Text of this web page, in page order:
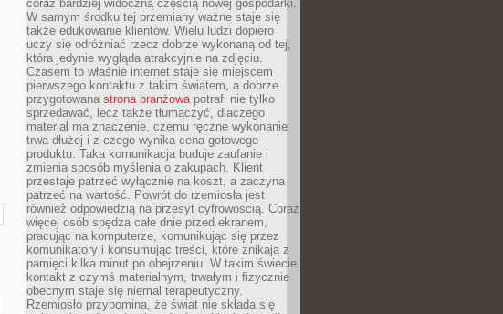
coraz bardziej widoczną częścią nowej gospodarki.
W samym środku tej przemiany ważne staje się
także edukowanie klientów. Wielu ludzi dopiero
uczy się odróżniać rzecz dobrze wykonaną od tej,
która jedynie wygląda atrakcyjnie na zdjęciu.
Czasem to właśnie internet staje się miejscem
pierwszego kontaktu z takim światem, a dobrze
przygotowana strona branżowapotrafi nie tylko
sprzedawać, lecz także tłumaczyć, dlaczego
materiał ma znaczenie, czemu ręczne wykonanie
trwa dłużej i z czego wynika cena gotowego
produktu. Taka komunikacja buduje zaufanie i
zmienia sposób myślenia o zakupach. Klient
przestaje patrzeć wyłącznie na koszt, a zaczyna
patrzeć na wartość. Powrót do rzemiosła jest
również odpowiedzią na przesyt cyfrowością. Coraz
więcej osób spędza całe dnie przed ekranem,
pracując na komputerze, komunikując się przez
komunikatory i konsumując treści, które znikają z
pamięci kilka minut po obejrzeniu. W takim świecie
kontakt z czymś materialnym, trwałym i fizycznie
obecnym staje się niemal terapeutyczny.
Rzemiosło przypomina, że świat nie składa się